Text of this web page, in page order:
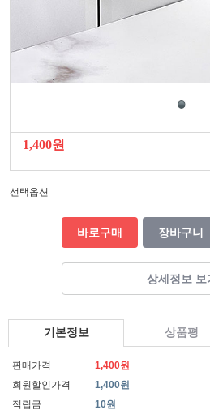
1,400원
선택옵션
바로구매 장바구니
상세정보 보
기본정보 상품평
판매가격
1,400원
회원할인가격
1,400원
적립금
10원